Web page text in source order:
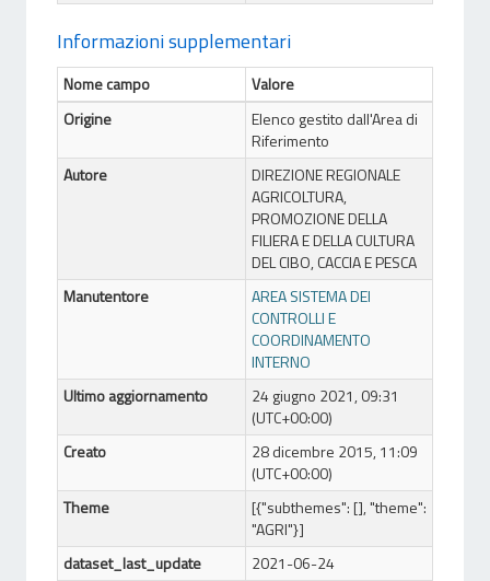
Informazioni supplementari
Nome campo
Valore
Origine
Elenco gestito dall'Area di
Riferimento
Autore
DIREZIONE REGIONALE
AGRICOLTURA,
PROMOZIONE DELLA
FILIERA E DELLA CULTURA
DEL CIBO, CACCIA E PESCA
Manutentore
AREA SISTEMA DEI
CONTROLLI E
COORDINAMENTO
INTERNO
Ultimo aggiornamento
24 giugno 2021, 09:31
(UTC+00:00)
Creato
28 dicembre 2015, 11:09
(UTC+00:00)
Theme
[{"subthemes": [], "theme":
"AGRI"}]
dataset_last_update
2021-06-24